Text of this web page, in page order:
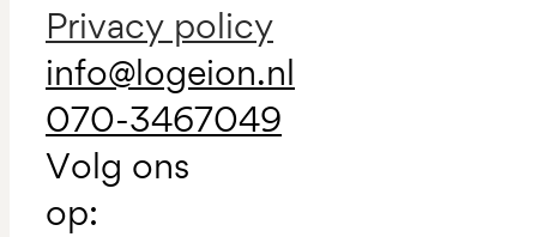
Privacy policy
info@logeion.nl
070-3467049
Volg ons
op: